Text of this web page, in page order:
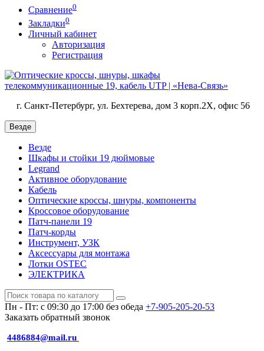
Сравнение0
Закладки0
Личный кабинет
Авторизация
Регистрация
г. Санкт-Петербург, ул. Бехтерева, дом 3 корп.2X, офис 56
Везде
Везде
Шкафы и стойки 19 дюймовые
Legrand
Активное оборудование
Кабель
Оптические кроссы, шнуры, компоненты
Кроссовое оборудование
Патч-панели 19
Патч-корды
Инструмент, УЗК
Аксессуары для монтажа
Лотки OSTEC
ЭЛЕКТРИКА
Пн - Пт: с 09:30 до 17:00 без обеда +7-905-205-20-53
Заказать обратный звонок
4486884@mail.ru